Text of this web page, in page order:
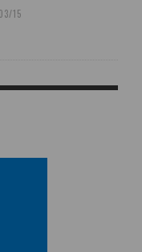
15